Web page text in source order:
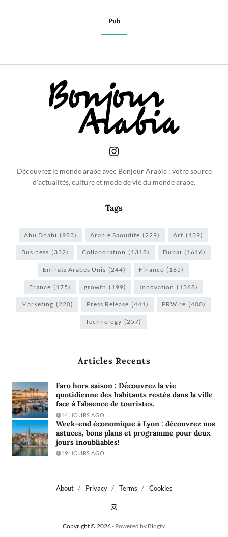
Pub
Découvrez le monde arabe avec Bonjour Arabia : votre source
d'actualités, culture et mode de vie du monde arabe.
Tags
Abu Dhabi (983) Arabie Saoudite (229) Art (439)
Business (332) Collaboration (1318) Dubai (1616)
Emirats Arabes Unis (244) Finance (165)
France (175) growth (199) Innovation (1368)
Marketing (220) Press Release (441) PRWire (400)
Technology (257)
Articles Recents
Faro hors saison : Découvrez la vie
quotidienne des habitants restés dans la ville
face à l’absence de touristes.
14 HOURS AGO
Week-end économique à Lyon : découvrez nos
astuces, bons plans et programme pour deux
jours inoubliables!
19 HOURS AGO
Copyright © 2026- Powered by Blogty.
About Privacy Terms Cookies